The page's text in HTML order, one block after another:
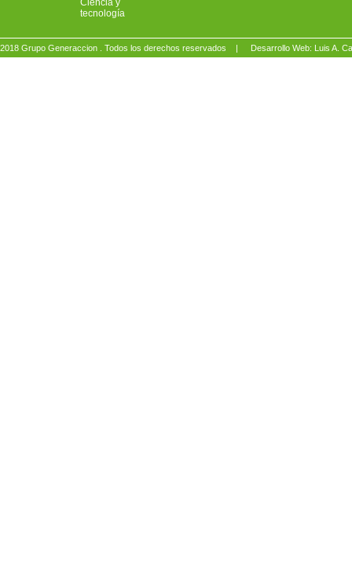
Ciencia y
tecnología
2018 Grupo Generaccion . Todos los derechos reservados | Desarrollo Web: Luis